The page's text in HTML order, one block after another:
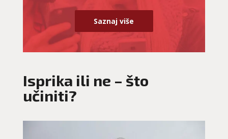
Saznaj više
Isprika ili ne – što
učiniti?